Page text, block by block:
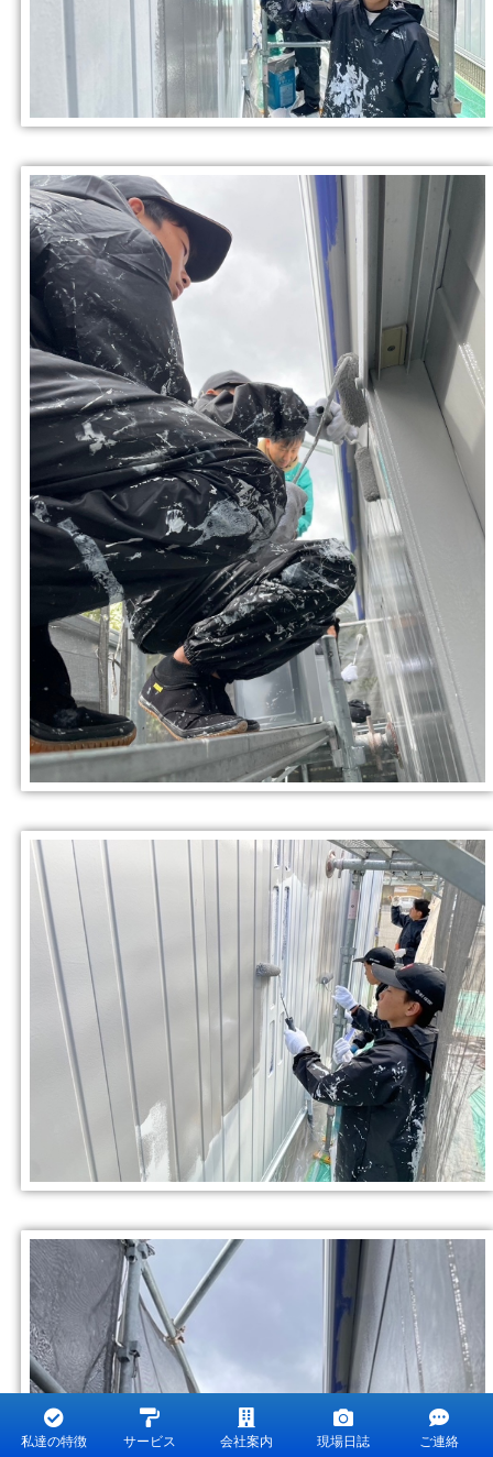
私達の特徴 サービス 会社案内 現場日誌 ご連絡